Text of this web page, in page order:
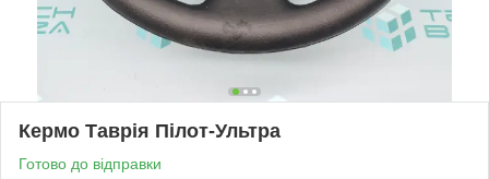
Кермо Таврія Пілот-Ультра
Готово до відправки